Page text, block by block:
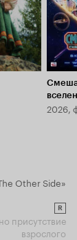
2026,
Other Side»
R
присутствие
взрослого